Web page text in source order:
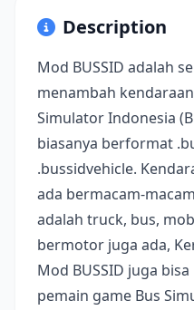
Description
Mod BUSSID adalah
menambah
Simulator Indonesia
biasanya berformat
.bussidvehicle.
ada bermacam-
adalah truck, bus,
bermotor juga ada,
Mod BUSSID juga
pemain game Bus